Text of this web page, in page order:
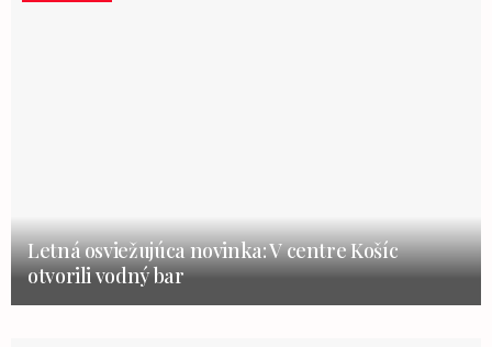
Letná osviežujúca novinka: V centre Košíc
otvorili vodný bar